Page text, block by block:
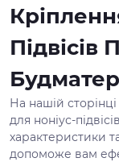
Підвісів
На нашій
для ноніус-
характеристики
допоможе вам